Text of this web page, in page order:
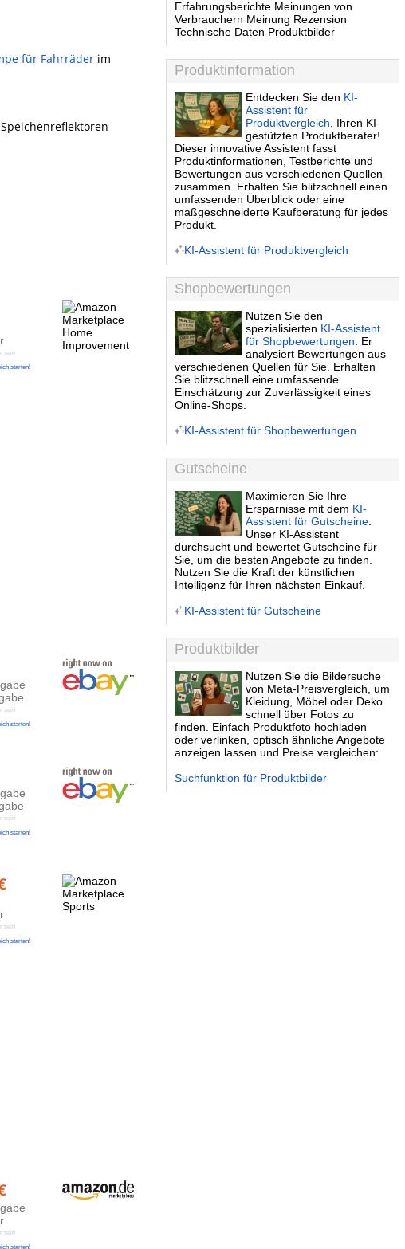
für Fahrräder im
sein
starten!
sein
starten!
sein
starten!
sein
starten!
sein
starten!
Erfahrungsberichte Meinungen von
Verbrauchern Meinung Rezension
Technische Daten Produktbilder
Produktinformation
Entdecken Sie den KI-
Assistent für
Produktvergleich , Ihren KI-
gestützten Produktberater!
Dieser innovative Assistent fasst
Produktinformationen, Testberichte und
Bewertungen aus verschiedenen Quellen
zusammen. Erhalten Sie blitzschnell einen
umfassenden Überblick oder eine
maßgeschneiderte Kaufberatung für jedes
Produkt.
KI-Assistent für Produktvergleich
Shopbewertungen
Nutzen Sie den
spezialisierten KI-Assistent
für Shopbewertungen . Er
analysiert Bewertungen aus
verschiedenen Quellen für Sie. Erhalten
Sie blitzschnell eine umfassende
Einschätzung zur Zuverlässigkeit eines
Online-Shops.
KI-Assistent für Shopbewertungen
Gutscheine
Maximieren Sie Ihre
Ersparnisse mit dem KI-
Assistent für Gutscheine
Unser KI-Assistent
durchsucht und bewertet Gutscheine für
Sie, um die besten Angebote zu finden.
Nutzen Sie die Kraft der künstlichen
Intelligenz für Ihren nächsten Einkauf.
KI-Assistent für Gutscheine
Produktbilder
Nutzen Sie die Bildersuche
von Meta-Preisvergleich, um
Kleidung, Möbel oder Deko
schnell über Fotos zu
finden. Einfach Produktfoto hochladen
oder verlinken, optisch ähnliche Angebote
anzeigen lassen und Preise vergleichen:
Suchfunktion für Produktbilder